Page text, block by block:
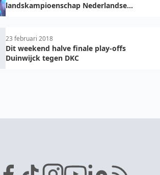
landskampioenschap Nederlandse
23 februari 2018
Dit weekend halve finale play-offs
Duinwijck tegen DKC